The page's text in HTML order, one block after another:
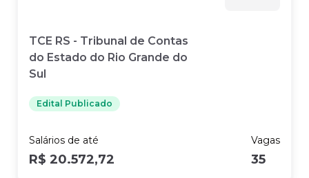
TCE RS - Tribunal de Contas
do Estado do Rio Grande do
Sul
Edital Publicado
Salários de até
R$ 20.572,72
Vagas
35